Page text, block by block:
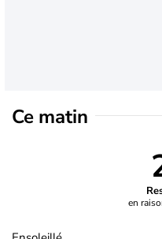
Ce matin
en